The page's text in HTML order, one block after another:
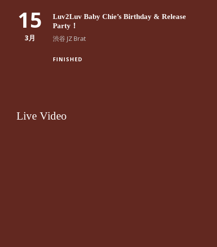
15
3月
Luv2Luv Baby Chie’s Birthday & Release
Party！
渋谷 JZ Brat
FINISHED
Live Video